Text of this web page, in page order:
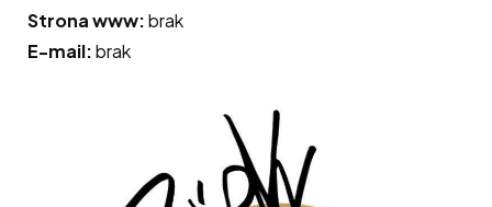
Strona www:brak
E-mail:brak